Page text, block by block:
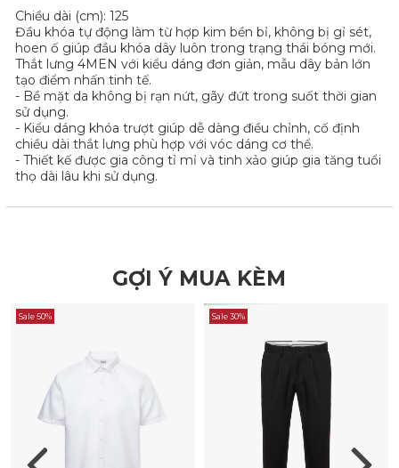
Chiều dài (cm): 125
Đầu khóa tự động làm từ hợp kim bền bỉ, không bị gỉ sét,
hoen ố giúp đầu khóa dây luôn trong trạng thái bóng mới.
Thắt lưng 4MEN với kiểu dáng đơn giản, mẫu dây bản lớn
tạo điểm nhấn tinh tế.
- Bề mặt da không bị rạn nứt, gãy đứt trong suốt thời gian
sử dụng.
- Kiểu dáng khóa trượt giúp dễ dàng điều chỉnh, cố định
chiều dài thắt lưng phù hợp với vóc dáng cơ thể.
- Thiết kế được gia công tỉ mỉ và tinh xảo giúp gia tăng tuổi
thọ dài lâu khi sử dụng.
GỢI Ý MUA KÈM
Sale 50% Sale 30%